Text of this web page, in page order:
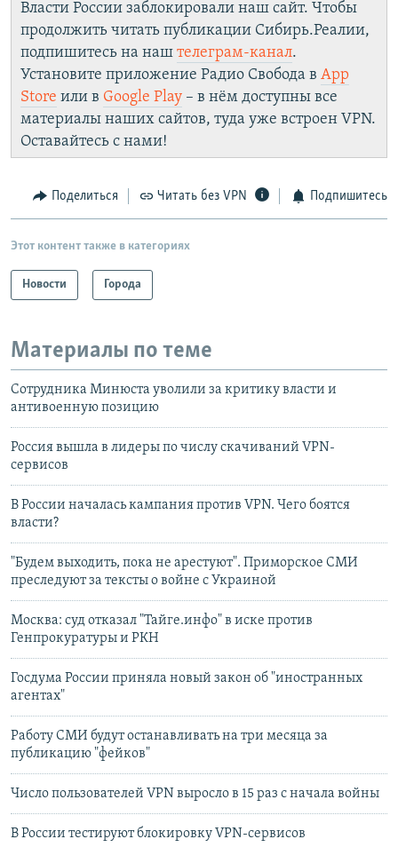
Власти России заблокировали наш сайт. Чтобы
продолжить читать публикации Сибирь.Реалии,
подпишитесь на наш телеграм-канал.
Установите приложение Радио Свобода в App
Store или в Google Play – в нём доступны все
материалы наших сайтов, туда уже встроен VPN.
Оставайтесь с нами!
Поделиться Читать без VPN Подпишитесь
Этот контент также в категориях
Новости Города
Материалы по теме
Сотрудника Минюста уволили за критику власти и
антивоенную позицию
Россия вышла в лидеры по числу скачиваний VPN-
сервисов
В России началась кампания против VPN. Чего боятся
власти?
"Будем выходить, пока не арестуют". Приморское СМИ
преследуют за тексты о войне с Украиной
Москва: суд отказал "Тайге.инфо" в иске против
Генпрокуратуры и РКН
Госдума России приняла новый закон об "иностранных
агентах"
Работу СМИ будут останавливать на три месяца за
публикацию "фейков"
Число пользователей VPN выросло в 15 раз с начала войны
В России тестируют блокировку VPN-сервисов